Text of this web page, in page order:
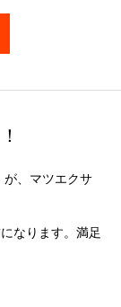
が、マツエクサ
なります。満足